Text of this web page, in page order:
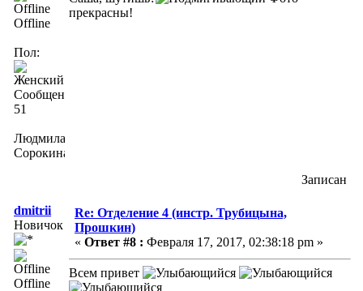
Offline
Пол:
Сообщений:
51
Людмила
Сорокина
прекрасны!
Записан
dmitrii
Новичок
Offline
Re: Отделение 4 (инстр. Трубицына,
Прошкин)
« Ответ #8 : Февраля 17, 2017, 02:38:18 pm »
Всем привет